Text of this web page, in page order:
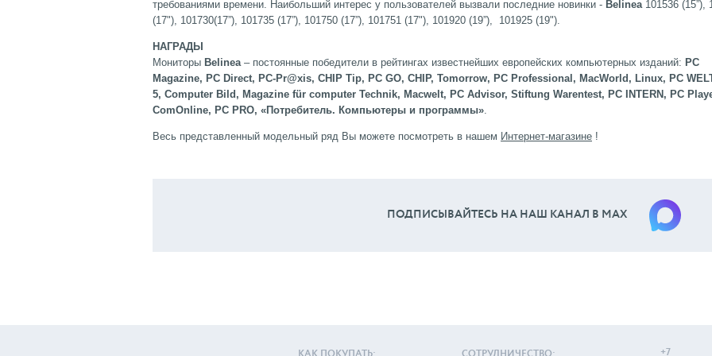
требованиями времени. Наибольший интерес у пользователей вызвали последние новинки - Belinea101536 (15”),
(17"), 101730(17”), 101735 (17”), 101750 (17”), 101751 (17"), 101920 (19”), 101925 (19").
НАГРАДЫ
Мониторы Belinea– постоянные победители в рейтингах известнейших европейских компьютерных изданий: PC
Magazine, PC Direct, PC-Pr@xis, CHIP Tip, PC GO, CHIP, Tomorrow, PC Professional, MacWorld, Linux, PC
5, Сomputer Bild, Magazine für computer Technik, Macwelt, PC Advisor, Stiftung Warentest, PC INTERN, PC
ComOnline, PC PRO, «Потребитель. Компьютеры и программы».
Весь представленный модельный ряд Вы можете посмотреть в нашем Интернет-магазине !
ПОДПИСЫВАЙТЕСЬ НА НАШ КАНАЛ В МАХ
+7